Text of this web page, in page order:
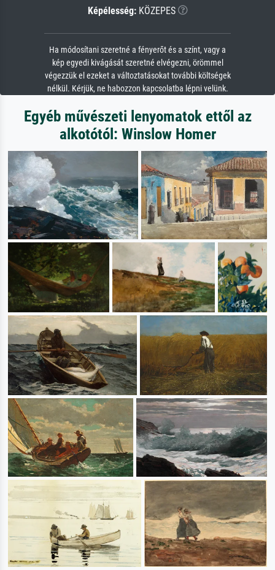
Képélesség:KÖZEPES
Ha módosítani szeretné a fényerőt és a színt, vagy a
kép egyedi kivágását szeretné elvégezni, örömmel
végezzük el ezeket a változtatásokat további költségek
nélkül. Kérjük, ne habozzon kapcsolatba lépni velünk.
Egyéb művészeti lenyomatok ettől az
alkotótól: Winslow Homer